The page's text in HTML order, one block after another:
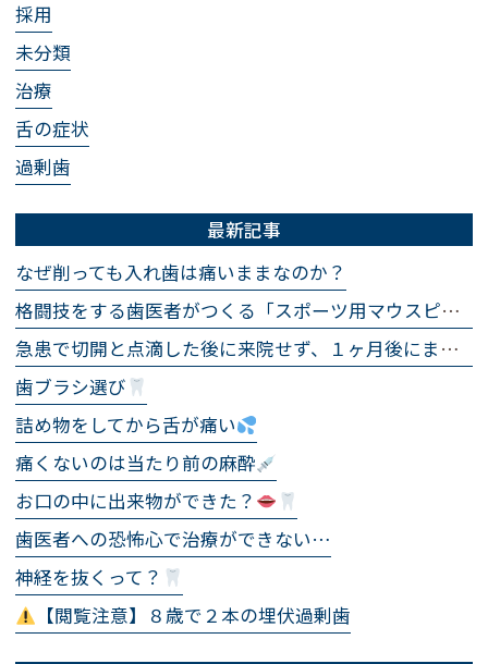
採用
未分類
治療
舌の症状
過剰歯
最新記事
なぜ削っても入れ歯は痛いままなのか？
格闘技をする歯医者がつくる「スポーツ用マウスピース」
急患で切開と点滴した後に来院せず、１ヶ月後にまた急患で来院され、まったく同じ処置をした話
歯ブラシ選び
詰め物をしてから舌が痛い
痛くないのは当たり前の麻酔
お口の中に出来物ができた？
歯医者への恐怖心で治療ができない…
神経を抜くって？
【閲覧注意】８歳で２本の埋伏過剰歯